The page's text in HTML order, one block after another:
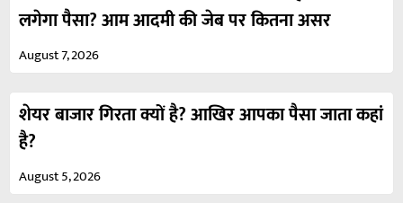
लगेगा पैसा? आम आदमी की जेब पर कितना असर
August 7, 2026
शेयर बाजार गिरता क्यों है? आखिर आपका पैसा जाता कहां
है?
August 5, 2026